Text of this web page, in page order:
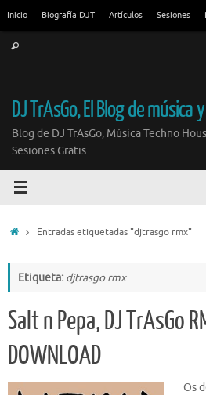
contenido
Inicio Biografía DJT Artículos Sesiones
Buscar
DJ TrAsGo, El Blog de música
Blog de DJ TrAsGo, Música Techno
Sesiones Gratis
InicioEntradas etiquetadas "djtrasgo rmx"
Etiqueta: djtrasgo rmx
Salt n Pepa, DJ TrAsGo
DOWNLOAD
Os